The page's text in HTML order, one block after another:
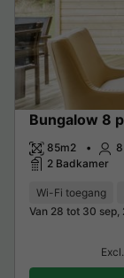
Bungalow 8
85m2
2 Badkamer
Wi-Fi toegang
Van 28 tot 30 sep,
Excl.